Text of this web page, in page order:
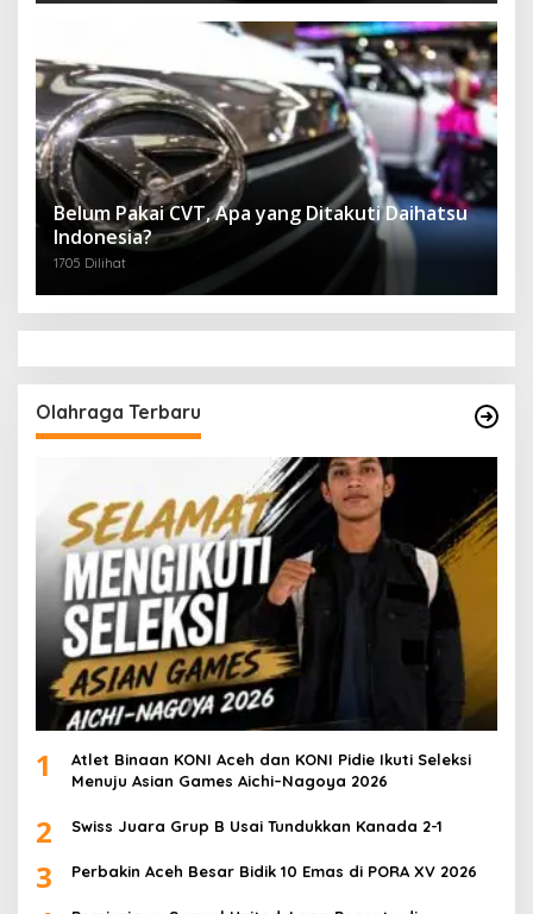
Belum Pakai CVT, Apa yang Ditakuti Daihatsu
Indonesia?
1705 Dilihat
Olahraga Terbaru
1
Atlet Binaan KONI Aceh dan KONI Pidie Ikuti Seleksi
Menuju Asian Games Aichi–Nagoya 2026
2 Swiss Juara Grup B Usai Tundukkan Kanada 2-1
3 Perbakin Aceh Besar Bidik 10 Emas di PORA XV 2026